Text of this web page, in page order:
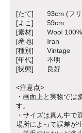
[たて] 93cm (フリ
[よこ] 59cm
[素材] Wool 100%
[産地] Iran
[種別] Vintage
[年代] 不明
[状態] 良好
<注意点>
・画面上と実物では
す。
・サイズは真ん中で
場所によって誤差が